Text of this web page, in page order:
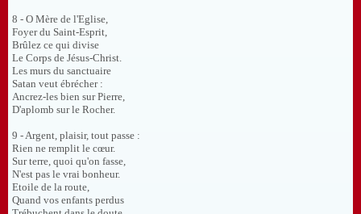
8 - O Mère de l'Eglise,
Foyer du Saint-Esprit,
Brûlez ce qui divise
Le Corps de Jésus-Christ.
Les murs du sanctuaire
Satan veut ébrécher :
Ancrez-les bien sur Pierre,
D'aplomb sur le Rocher.
9 - Argent, plaisir, tout passe :
Rien ne remplit le cœur.
Sur terre, quoi qu'on fasse,
N'est pas le vrai bonheur.
Etoile de la route,
Quand vos enfants perdus